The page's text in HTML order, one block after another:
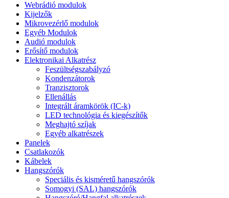
Webrádió modulok
Kijelzők
Mikrovezérlő modulok
Egyéb Modulok
Audió modulok
Erősítő modulok
Elektronikai Alkatrész
Feszültségszabályzó
Kondenzátorok
Tranzisztorok
Ellenállás
Integrált áramkörök (IC-k)
LED technológia és kiegészítők
Meghajtó szíjak
Egyéb alkatrészek
Panelek
Csatlakozók
Kábelek
Hangszórók
Speciális és kisméretű hangszórók
Somogyi (SAL) hangszórók